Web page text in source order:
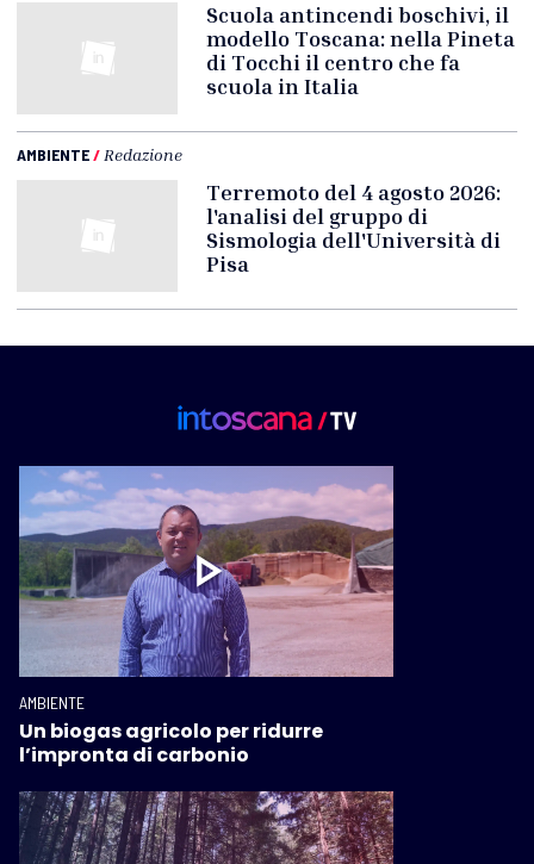
Scuola antincendi boschivi, il
modello Toscana: nella Pineta
di Tocchi il centro che fa
scuola in Italia
AMBIENTE/ Redazione
Terremoto del 4 agosto 2026:
l'analisi del gruppo di
Sismologia dell'Università di
Pisa
AMBIENTE
Un biogas agricolo per ridurre
l’impronta di carbonio